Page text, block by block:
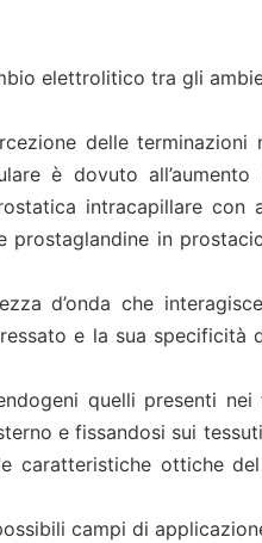
elettrolitico tra gli
delle
è dovuto
intracapillare
in
d’onda che
e la sua
quelli presenti
e fissandosi sui
caratteristiche ottiche
campi di